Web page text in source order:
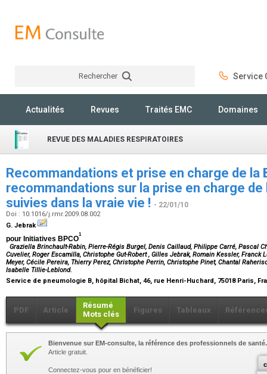
Rechercher Service
Actualités Revues Traités EMC Domaines
REVUE DES MALADIES RESPIRATOIRES
Recommandations et prise en charge de la
recommandations sur la prise en charge de
suivies dans la vraie vie ! - 22/01/10
Doi : 10.1016/j.rmr.2009.08.002
G. Jebrak
pour Initiatives BPCO
1
Graziella Brinchault-Rabin, Pierre-Régis Burgel, Denis Caillaud, Philippe Carré, Pascal
Cuvelier, Roger Escamilla, Christophe Gut-Robert , Gilles Jebrak, Romain Kessler, Franck
Meyer, Cécile Pereira, Thierry Perez, Christophe Perrin, Christophe Pinet, Chantal
Isabelle Tillie-Leblond.
Service de pneumologie B, hôpital Bichat, 46, rue Henri-Huchard, 75018 Paris,
PDF Article
Résumé
Mots clés
Figures Tableaux
Bienvenue sur EM-consulte, la référence des professionnels de santé.
Article gratuit.
Connectez-vous pour en bénéficier!